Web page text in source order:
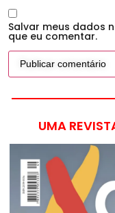
Salvar meus dados
que eu comentar.
UMA